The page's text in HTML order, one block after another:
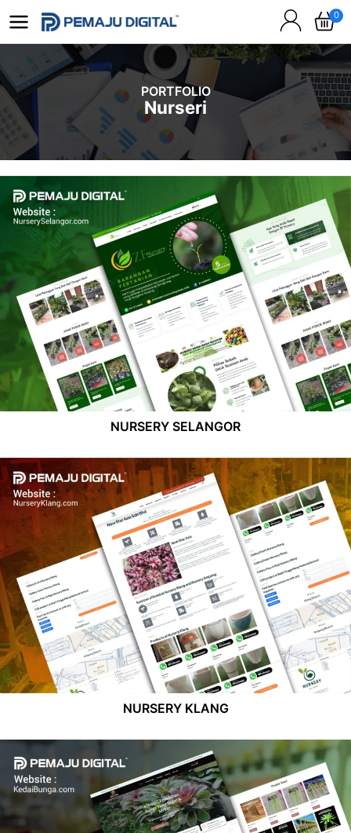
0
PORTFOLIO
Nurseri
NURSERY SELANGOR
NURSERY KLANG